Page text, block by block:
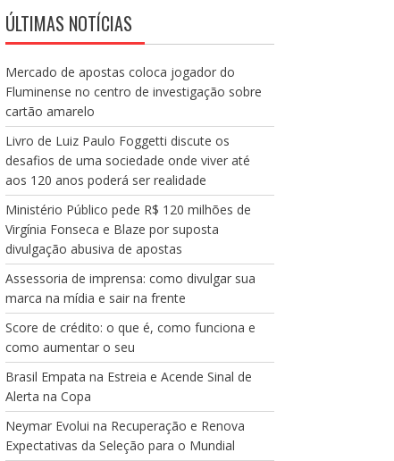
ÚLTIMAS NOTÍCIAS
Mercado de apostas coloca jogador do
Fluminense no centro de investigação sobre
cartão amarelo
Livro de Luiz Paulo Foggetti discute os
desafios de uma sociedade onde viver até
aos 120 anos poderá ser realidade
Ministério Público pede R$ 120 milhões de
Virgínia Fonseca e Blaze por suposta
divulgação abusiva de apostas
Assessoria de imprensa: como divulgar sua
marca na mídia e sair na frente
Score de crédito: o que é, como funciona e
como aumentar o seu
Brasil Empata na Estreia e Acende Sinal de
Alerta na Copa
Neymar Evolui na Recuperação e Renova
Expectativas da Seleção para o Mundial